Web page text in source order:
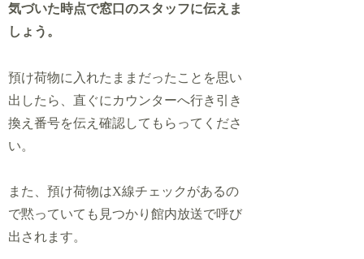
気づいた時点で窓口のスタッフに伝えま
しょう。
預け荷物に入れたままだったことを思い
出したら、直ぐにカウンターへ行き引き
換え番号を伝え確認してもらってくださ
い。
また、預け荷物はX線チェックがあるの
で黙っていても見つかり館内放送で呼び
出されます。